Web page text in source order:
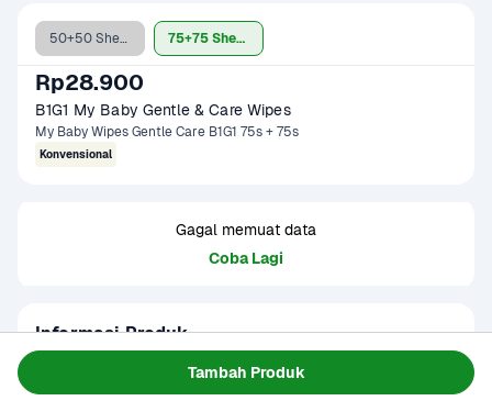
Tambah Produk
50+50 Sheets 75+75 Sheets
Rp28.900
B1G1 My Baby Gentle & Care Wipes
My Baby Wipes Gentle Care B1G1 75s + 75s
Konvensional
Gagal memuat data
Coba Lagi
Informasi Produk
Tisu basah ekstra tebal dan extra cairan yang mampu
membersihkan kotoran dengan extra bersih. Bebas dari